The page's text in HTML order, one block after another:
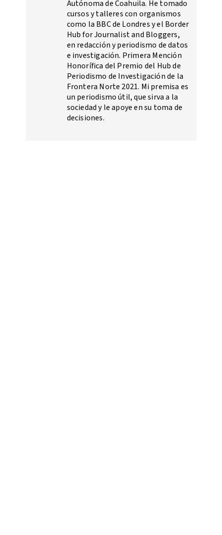
Autónoma de Coahuila. He tomado
cursos y talleres con organismos
como la BBC de Londres y el Border
Hub for Journalist and Bloggers,
en redacción y periodismo de datos
e investigación. Primera Mención
Honorífica del Premio del Hub de
Periodismo de Investigación de la
Frontera Norte 2021. Mi premisa es
un periodismo útil, que sirva a la
sociedad y le apoye en su toma de
decisiones.